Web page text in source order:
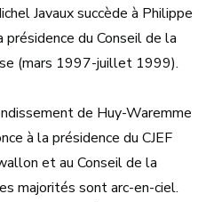
Javaux succède à Philippe
du Conseil de la
(mars 1997-juillet 1999).
de Huy-Waremme
à la présidence du CJEF
et au Conseil de la
majorités sont arc-en-ciel.